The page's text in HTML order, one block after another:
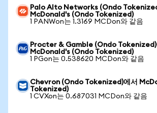
Palo Alto Networks (Ondo
McDonald's (Ondo Tokenized)
1 PANWon는 1.3169 MCDon와 같음
Procter & Gamble (Ondo Tokenized)
McDonald's (Ondo Tokenized)
1 PGon는 0.538620 MCDon와 같음
Chevron (Ondo Tokenized)에서
Tokenized)
1 CVXon는 0.687031 MCDon와 같음